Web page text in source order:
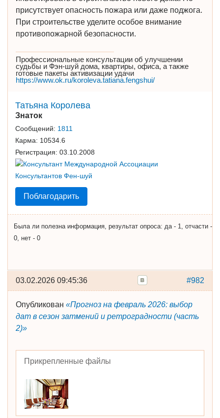
присутствует опасность пожара или даже поджога.
При строительстве уделите особое внимание
противопожарной безопасности.
Профессиональные консультации об улучшении
судьбы и Фэн-шуй дома, квартиры, офиса, а также
готовые пакеты активизации удачи
https://www.ok.ru/koroleva.tatiana.fengshui/
Татьяна Королева
Знаток
Сообщений: 1811
Карма: 10534.6
Регистрация: 03.10.2008
Поблагодарить
Была ли полезна информация, результат опроса: да - 1, отчасти -
0, нет - 0
#982
03.02.2026 09:45:36
Опубликован «Прогноз на февраль 2026: выбор
дат в сезон затмений и ретроградности (часть
2)»
Прикрепленные файлы